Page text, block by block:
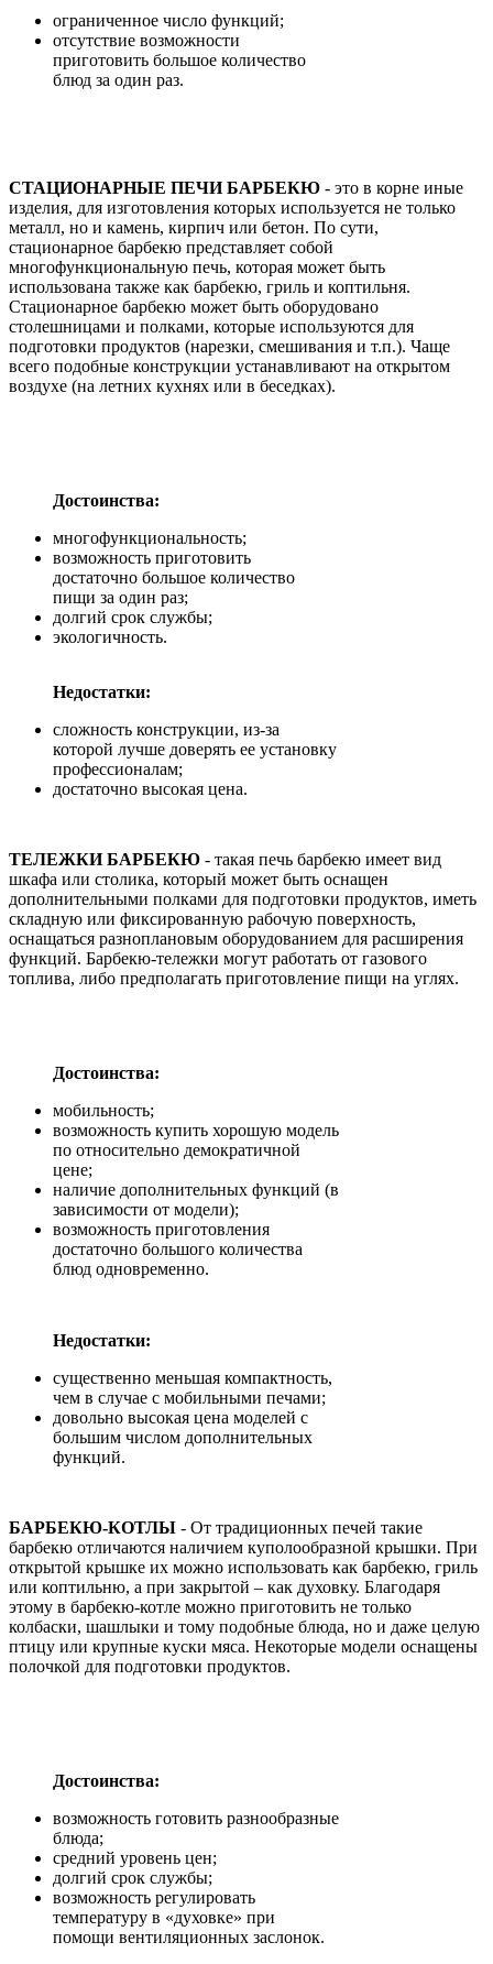
ограниченное число функций;
отсутствие возможности
приготовить большое количество
блюд за один раз.
СТАЦИОНАРНЫЕ ПЕЧИ БАРБЕКЮ - это в корне иные
изделия, для изготовления которых используется не только
металл, но и камень, кирпич или бетон. По сути,
стационарное барбекю представляет собой
многофункциональную печь, которая может быть
использована также как барбекю, гриль и коптильня.
Стационарное барбекю может быть оборудовано
столешницами и полками, которые используются для
подготовки продуктов (нарезки, смешивания и т.п.). Чаще
всего подобные конструкции устанавливают на открытом
воздухе (на летних кухнях или в беседках).
Достоинства:
многофункциональность;
возможность приготовить
достаточно большое количество
пищи за один раз;
долгий срок службы;
экологичность.
Недостатки:
сложность конструкции, из-за
которой лучше доверять ее установку
профессионалам;
достаточно высокая цена.
ТЕЛЕЖКИ БАРБЕКЮ - такая печь барбекю имеет вид
шкафа или столика, который может быть оснащен
дополнительными полками для подготовки продуктов, иметь
складную или фиксированную рабочую поверхность,
оснащаться разноплановым оборудованием для расширения
функций. Барбекю-тележки могут работать от газового
топлива, либо предполагать приготовление пищи на углях.
Достоинства:
мобильность;
возможность купить хорошую модель
по относительно демократичной
цене;
наличие дополнительных функций (в
зависимости от модели);
возможность приготовления
достаточно большого количества
блюд одновременно.
Недостатки:
существенно меньшая компактность,
чем в случае с мобильными печами;
довольно высокая цена моделей с
большим числом дополнительных
функций.
БАРБЕКЮ-КОТЛЫ - От традиционных печей такие
барбекю отличаются наличием куполообразной крышки. При
открытой крышке их можно использовать как барбекю, гриль
или коптильню, а при закрытой – как духовку. Благодаря
этому в барбекю-котле можно приготовить не только
колбаски, шашлыки и тому подобные блюда, но и даже целую
птицу или крупные куски мяса. Некоторые модели оснащены
полочкой для подготовки продуктов.
Достоинства:
возможность готовить разнообразные
блюда;
средний уровень цен;
долгий срок службы;
возможность регулировать
температуру в «духовке» при
помощи вентиляционных заслонок.